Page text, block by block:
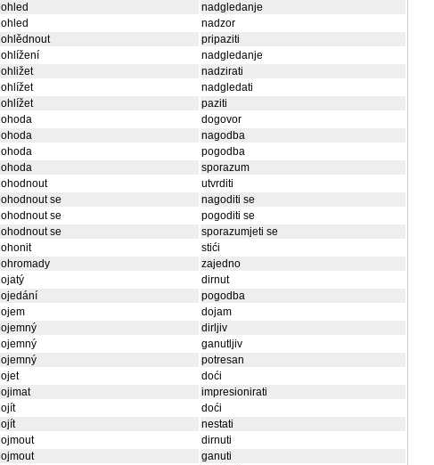
nadgledanje
nadzor
pripaziti
nadgledanje
nadzirati
nadgledati
paziti
dogovor
nagodba
pogodba
sporazum
utvrditi
se
nagoditi se
se
pogoditi se
se
sporazumjeti se
stići
zajedno
dirnut
pogodba
dojam
dirljiv
ganutljiv
potresan
doći
impresionirati
doći
nestati
dirnuti
ganuti